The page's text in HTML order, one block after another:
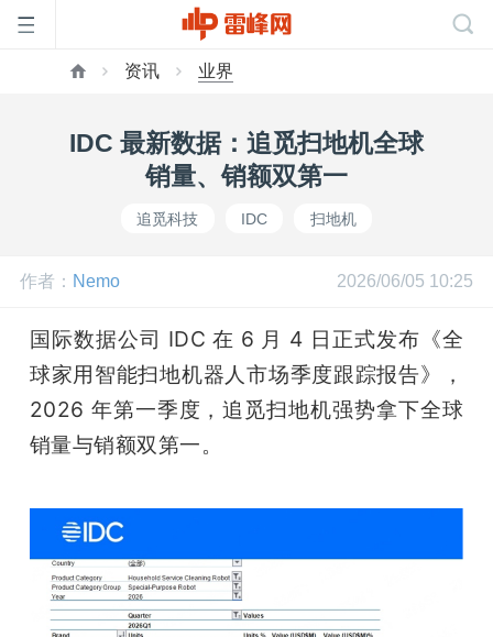
网
课
活
资讯 业界
IDC 最新数据：追觅扫地机全球
销量、销额双第一
追觅科技 IDC 扫地机
作者： Nemo 2026/06/05 10:25
国际数据公司 IDC 在 6 月 4 日正式发布《全
球家用智能扫地机器人市场季度跟踪报告》，
2026 年第一季度，追觅扫地机强势拿下全球
销量与销额双第一。